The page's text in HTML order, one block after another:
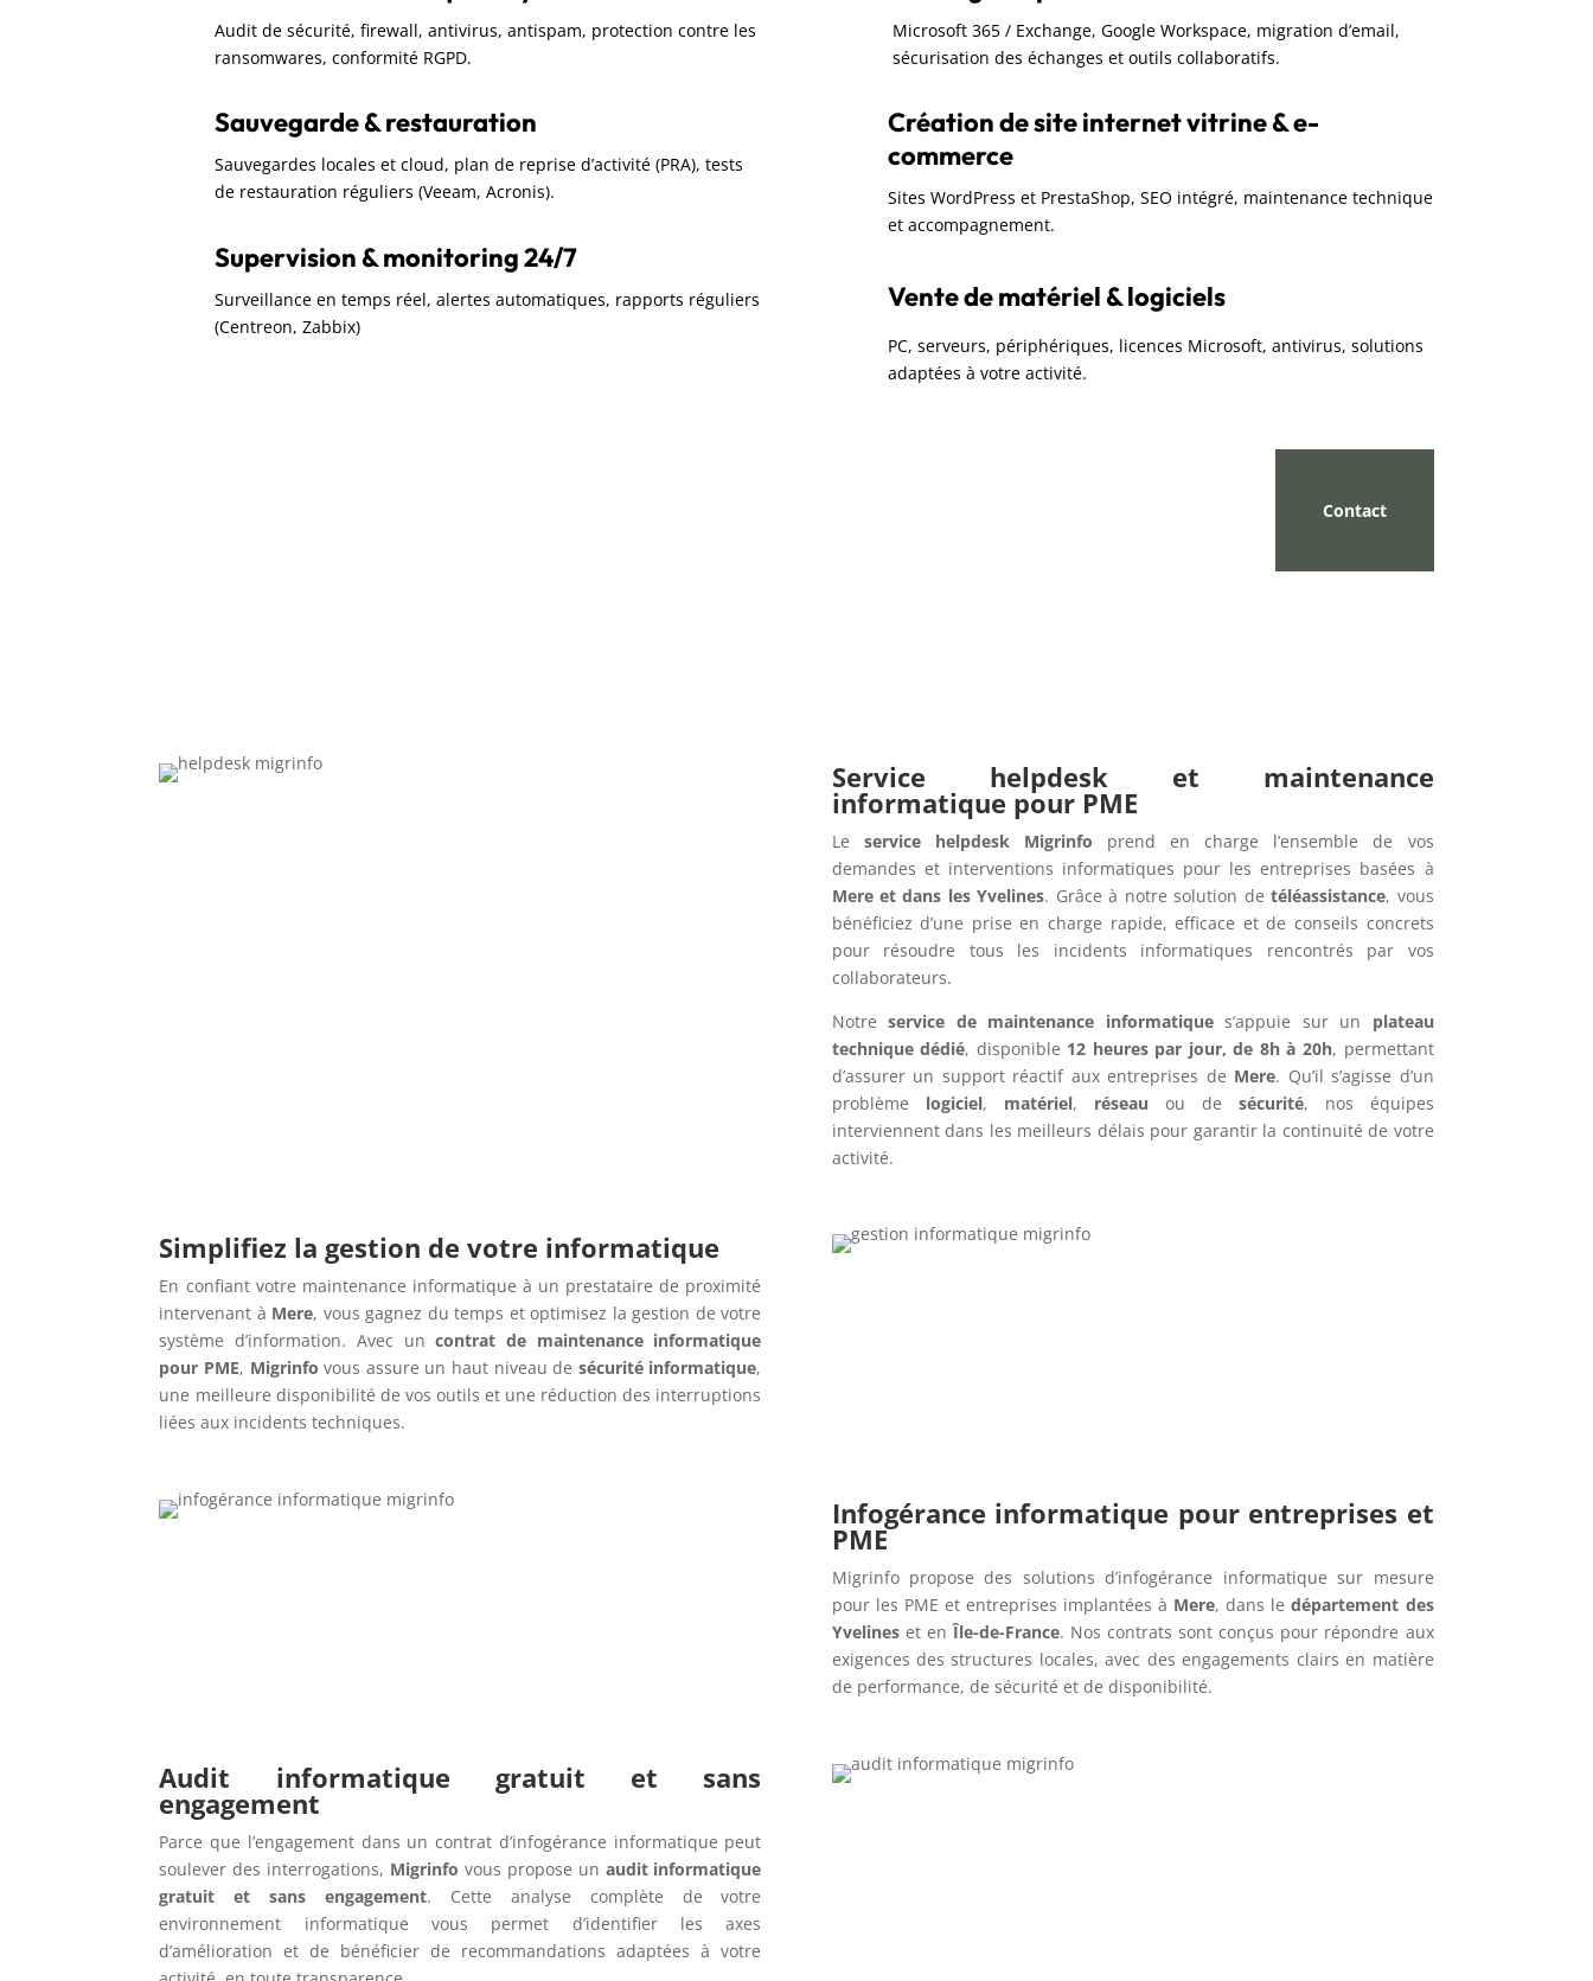
Audit de sécurité, firewall, antivirus, antispam, protection contre les
ransomwares, conformité RGPD.
Sauvegarde & restauration
Sauvegardes locales et cloud, plan de reprise d’activité (PRA), tests
de restauration réguliers (Veeam, Acronis).
Supervision & monitoring 24/7
Surveillance en temps réel, alertes automatiques, rapports réguliers
(Centreon, Zabbix)
Microsoft 365 / Exchange, Google Workspace, migration d’email,
sécurisation des échanges et outils collaboratifs.
Création de site internet vitrine & e-
commerce
Sites WordPress et PrestaShop, SEO intégré, maintenance technique
et accompagnement.
Vente de matériel & logiciels
PC, serveurs, périphériques, licences Microsoft, antivirus, solutions
adaptées à votre activité.
Contact
Service helpdesk et maintenance
informatique pour PME
Le service helpdesk Migrinfo prend en charge l’ensemble de vos
demandes et interventions informatiques pour les entreprises basées à
Mere et dans les Yvelines. Grâce à notre solution detéléassistance, vous
bénéficiez d’une prise en charge rapide, efficace et de conseils concrets
pour résoudre tous les incidents informatiques rencontrés par vos
collaborateurs.
Notreservice de maintenance informatiques’appuie sur un plateau
technique dédié, disponible 12 heures par jour, de 8h à 20h, permettant
d’assurer un support réactif aux entreprises de Mere. Qu’il s’agisse d’un
problème logiciel, matériel, réseau ou de sécurité, nos équipes
interviennent dans les meilleurs délais pour garantir la continuité de votre
activité.
Simplifiez la gestion de votre informatique
En confiant votre maintenance informatique à un prestataire de proximité
intervenant à Mere, vous gagnez du temps et optimisez la gestion de votre
système d’information. Avec uncontrat de maintenance informatique
pour PME, Migrinfo vous assure un haut niveau de sécurité informatique,
une meilleure disponibilité de vos outils et une réduction des interruptions
liées aux incidents techniques.
Infogérance informatique pour entreprises et
PME
Migrinfo propose des solutions d’infogérance informatique sur mesure
pour les PME et entreprises implantées à Mere, dans ledépartement des
Yvelineset enÎle-de-France. Nos contrats sont conçus pour répondre aux
exigences des structures locales, avec des engagements clairs en matière
de performance, de sécurité et de disponibilité.
Audit informatique gratuit et sans
engagement
Parce que l’engagement dans un contrat d’infogérance informatique peut
soulever des interrogations, Migrinfo vous propose un audit informatique
gratuit et sans engagement. Cette analyse complète de votre
environnement informatique vous permet d’identifier les axes
d’amélioration et de bénéficier de recommandations adaptées à votre